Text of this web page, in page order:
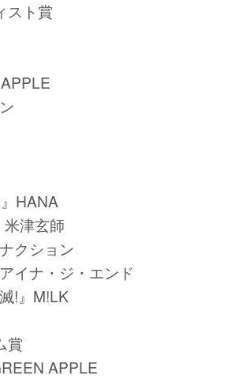
スト賞
HANA
米津玄師
クション
イナ・ジ・エンド
!』M!LK
賞
APPLE